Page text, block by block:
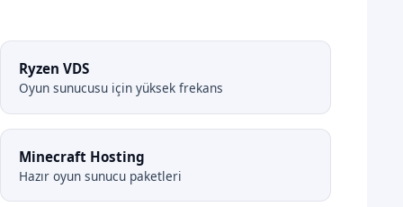
Ryzen VDS
Oyun sunucusu için yüksek frekans
Minecraft Hosting
Hazır oyun sunucu paketleri